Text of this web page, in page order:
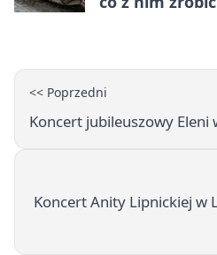
<< Poprzedni
Koncert jubileuszowy Eleni
Koncert Anity Lipnickiej w